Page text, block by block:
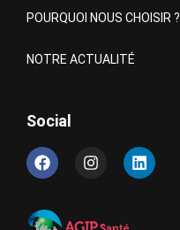
POURQUOI NOUS CHOISIR ?
NOTRE ACTUALITÉ
Social